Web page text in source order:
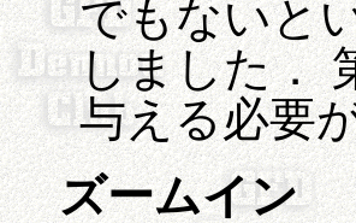
でもないと
しました．
与える必要
ズームイン